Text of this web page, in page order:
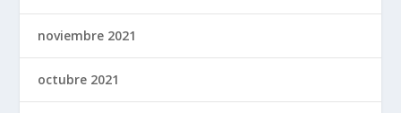
noviembre 2021
octubre 2021